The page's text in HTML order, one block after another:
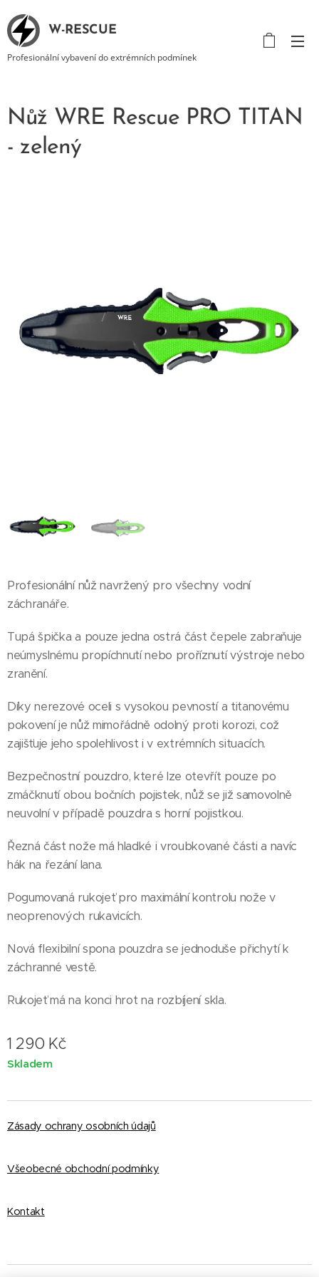
W-RESCUE
Profesionální vybavení do extrémních podmínek
Nůž WRE Rescue PRO TITAN
- zelený
Profesionální nůž navržený pro všechny vodní
záchranáře.
Tupá špička a pouze jedna ostrá část čepele zabraňuje
neúmyslnému propíchnutí nebo proříznutí výstroje nebo
zranění.
Díky nerezové oceli s vysokou pevností a titanovému
pokovení je nůž mimořádně odolný proti korozi, což
zajišťuje jeho spolehlivost i v extrémních situacích.
Bezpečnostní pouzdro, které lze otevřít pouze po
zmáčknutí obou bočních pojistek, nůž se již samovolně
neuvolní v případě pouzdra s horní pojistkou.
Řezná část nože má hladké i vroubkované části a navíc
hák na řezání lana.
Pogumovaná rukojeť pro maximální kontrolu nože v
neoprenových rukavicích.
Nová flexibilní spona pouzdra se jednoduše přichytí k
záchranné vestě.
Rukojeť má na konci hrot na rozbíjení skla.
1 290 Kč
Skladem
Zásady ochrany osobních údajů
Všeobecné obchodní podmínky
Kontakt